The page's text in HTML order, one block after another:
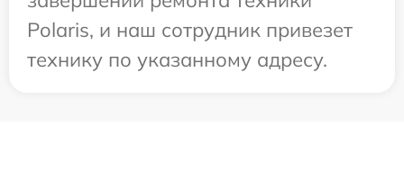
Polaris, и наш сотрудник привезет
технику по указанному адресу.